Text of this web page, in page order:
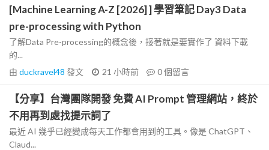
[Machine Learning A-Z [2026] ] 學習筆記 Day3 Data
pre-processing with Python
了解Data Pre-processing的概念後，接著就是要實作了 資料下載
的...
由 duckravel48 發文 21 小時前 0個留言
【分享】台灣團隊開發 免費 AI Prompt 管理網站，終於
不用再到處找提示詞了
最近 AI 幾乎已經變成每天工作都會用到的工具。像是 ChatGPT、
Claud...